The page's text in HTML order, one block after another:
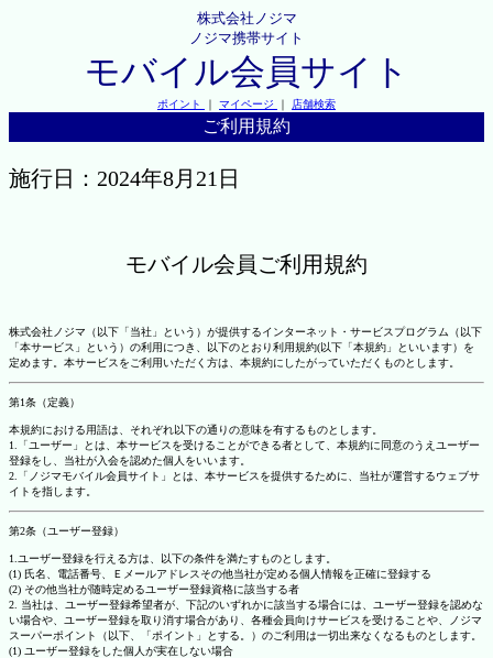
株式会社ノジマ
ノジマ携帯サイト
モバイル会員サイト
ポイント ｜ マイページ ｜ 店舗検索
ご利用規約
施行日：2024年8月21日
モバイル会員ご利用規約
株式会社ノジマ（以下「当社」という）が提供するインターネット・サービスプログラム（以下
「本サービス」という）の利用につき、以下のとおり利用規約(以下「本規約」といいます）を
定めます。本サービスをご利用いただく方は、本規約にしたがっていただくものとします。
第1条（定義）
本規約における用語は、それぞれ以下の通りの意味を有するものとします。
1.「ユーザー」とは、本サービスを受けることができる者として、本規約に同意のうえユーザー
登録をし、当社が入会を認めた個人をいいます。
2.「ノジマモバイル会員サイト」とは、本サービスを提供するために、当社が運営するウェブサ
イトを指します。
第2条（ユーザー登録）
1.ユーザー登録を行える方は、以下の条件を満たすものとします。
(1) 氏名、電話番号、Ｅメールアドレスその他当社が定める個人情報を正確に登録する
(2) その他当社が随時定めるユーザー登録資格に該当する者
2. 当社は、ユーザー登録希望者が、下記のいずれかに該当する場合には、ユーザー登録を認めな
い場合や、ユーザー登録を取り消す場合があり、各種会員向けサービスを受けることや、ノジマ
スーパーポイント（以下、「ポイント」とする。）のご利用は一切出来なくなるものとします。
(1) ユーザー登録をした個人が実在しない場合